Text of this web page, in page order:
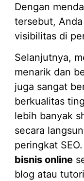
Dengan
tersebut,
visibilitas di
Selanjutnya,
menarik dan
juga sangat
berkualitas
lebih banyak
secara
peringkat
bisnis online
blog atau